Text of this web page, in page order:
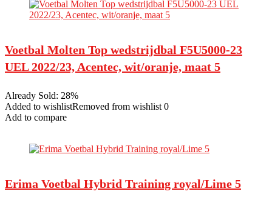
Voetbal Molten Top wedstrijdbal F5U5000-23
UEL 2022/23, Acentec, wit/oranje, maat 5
Already Sold: 28%
Added to wishlistRemoved from wishlist 0
Add to compare
Erima Voetbal Hybrid Training royal/Lime 5